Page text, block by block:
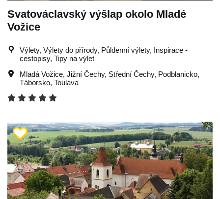
Svatováclavský výšlap okolo Mladé
Vožice
Výlety, Výlety do přírody, Půldenní výlety, Inspirace -
cestopisy, Tipy na výlet
Mladá Vožice, Jižní Čechy, Střední Čechy, Podblanicko,
Táborsko, Toulava